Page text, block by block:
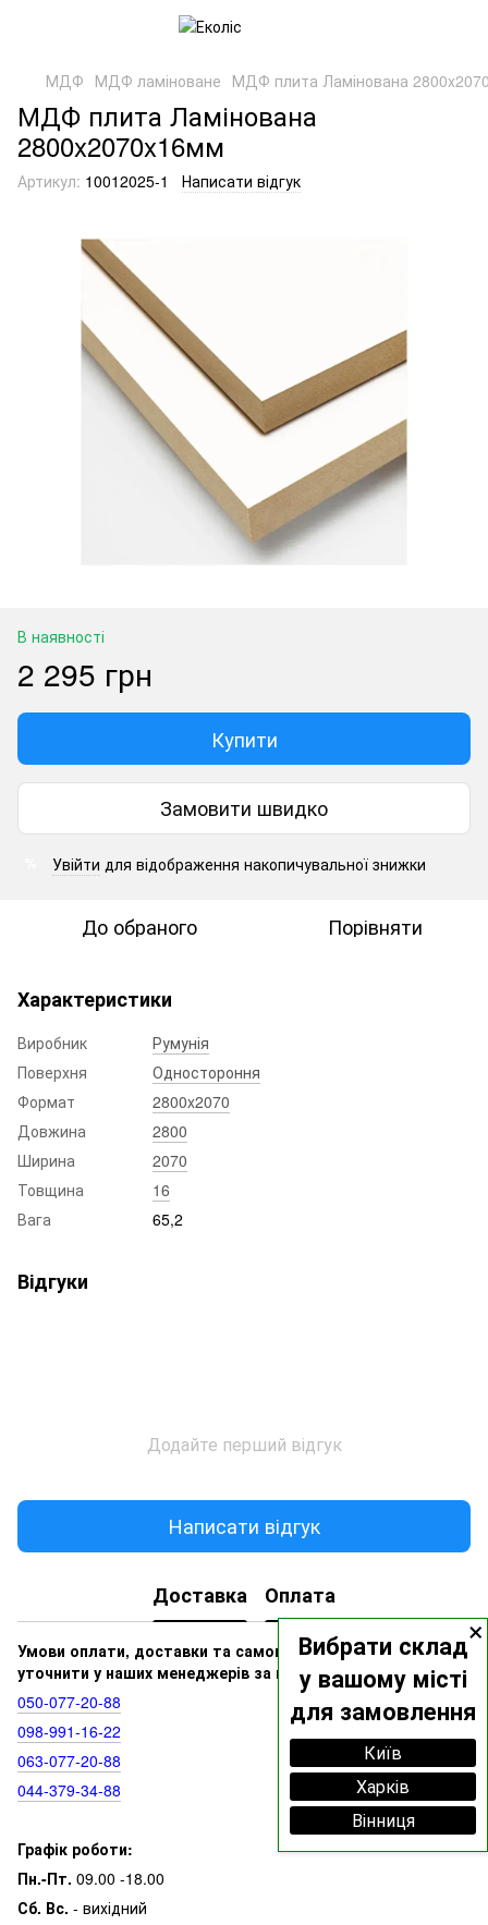
×
Вибрати склад
у вашому місті
для замовлення
Київ
Харків
Вінниця
МДФ МДФ ламіноване МДФ плита Ламінована
МДФ плита Ламінована
2800x2070x16мм
Артикул: 10012025-1 Написати відгук
В наявності
2 295 грн
Купити
Замовити швидко
Увійти для відображення накопичувальної знижки
До обраного Порівняти
Характеристики
Виробник
Румунія
Поверхня
Одностороння
Формат
2800x2070
Довжина
2800
Ширина
2070
Товщина
16
Вага
65,2
Відгуки
Додайте перший відгук
Написати відгук
Доставка Оплата
Умови оплати, доставки та самовивозу ви можете
уточнити у наших менеджерів за номерами:
050‑077‑20‑88
098‑991‑16‑22
063‑077‑20‑88
044‑379‑34‑88
Графік роботи:
Пн.-Пт. 09.00 -18.00
Сб. Вс. - вихідний